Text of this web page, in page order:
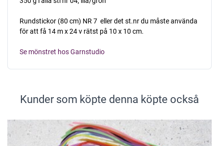
Rundstickor (80 cm) NR 7  eller det st.nr du måste använda
för att få 14 m x 24 v rätst på 10 x 10 cm.
Se mönstret hos Garnstudio
Kunder som köpte denna köpte också